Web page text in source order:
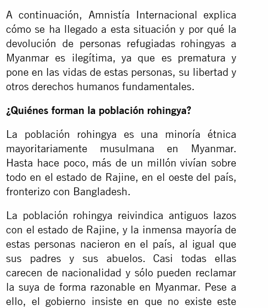
A continuación, Amnistía Internacional explica
cómo se ha llegado a esta situación y por qué la
devolución de personas refugiadas rohingyas a
Myanmar es ilegítima, ya que es prematura y
pone en las vidas de estas personas, su libertad y
otros derechos humanos fundamentales.
¿Quiénes forman la población rohingya?
La población rohingya es una minoría étnica
mayoritariamente musulmana en Myanmar.
Hasta hace poco, más de un millón vivían sobre
todo en el estado de Rajine, en el oeste del país,
fronterizo con Bangladesh.
La población rohingya reivindica antiguos lazos
con el estado de Rajine, y la inmensa mayoría de
estas personas nacieron en el país, al igual que
sus padres y sus abuelos. Casi todas ellas
carecen de nacionalidad y sólo pueden reclamar
la suya de forma razonable en Myanmar. Pese a
ello, el gobierno insiste en que no existe este